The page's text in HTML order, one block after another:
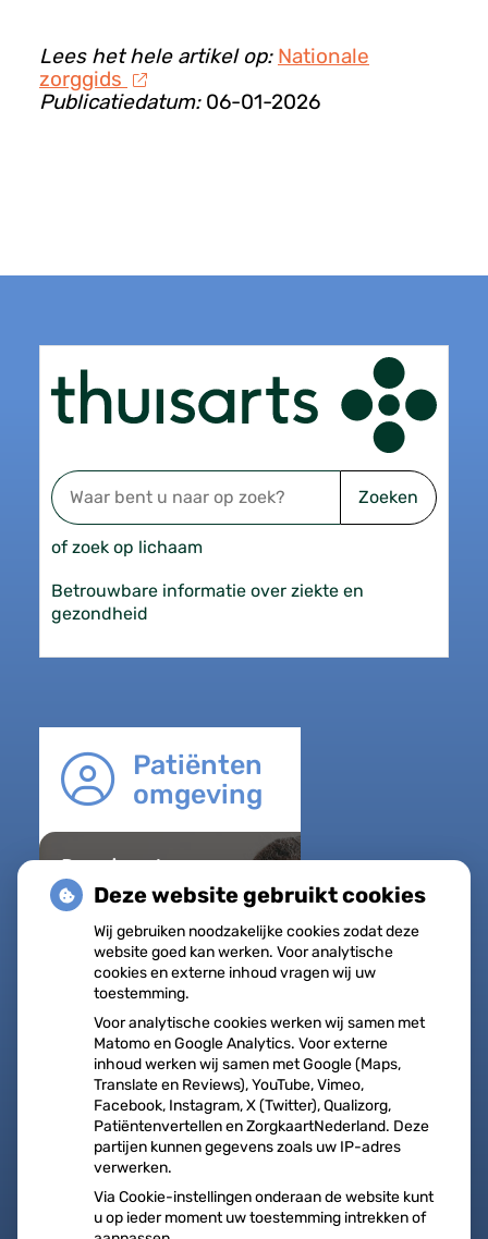
Lees het hele artikel op: Nationale
zorggids
Publicatiedatum: 06-01-2026
Zoeken
of zoek op lichaam
Betrouwbare informatie over ziekte en
gezondheid
Patiënten
omgeving
Regel met
gemak
Uw Zorg
online
Herhaalrecepten
aanvragen
Vragen stellen
Afspraken
maken
Dossier bekijken
Registeren
patiëntenomgeving
Medisch
Deze website gebruikt cookies
Wij gebruiken noodzakelijke cookies zodat deze
website goed kan werken. Voor analytische
cookies en externe inhoud vragen wij uw
toestemming.
Voor analytische cookies werken wij samen met
Matomo en Google Analytics. Voor externe
inhoud werken wij samen met Google (Maps,
Translate en Reviews), YouTube, Vimeo,
Facebook, Instagram, X (Twitter), Qualizorg,
Patiëntenvertellen en ZorgkaartNederland. Deze
partijen kunnen gegevens zoals uw IP-adres
verwerken.
Via Cookie-instellingen onderaan de website kunt
u op ieder moment uw toestemming intrekken of